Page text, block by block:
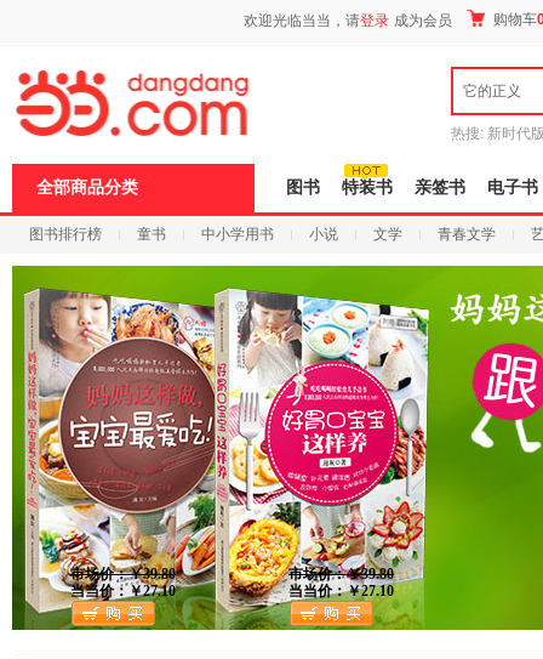
欢迎光临当当，请登录 成为会员 购物车
它的正义
热搜: 新时代
全部商品分类 图书 特装书 亲签书 电子书
图书排行榜 童书 中小学用书 小说 文学 青春文学
科技 进口原版 电子书
市场价：￥39.80
当当价：￥27.10
市场价：￥39.80
当当价：￥27.10
页